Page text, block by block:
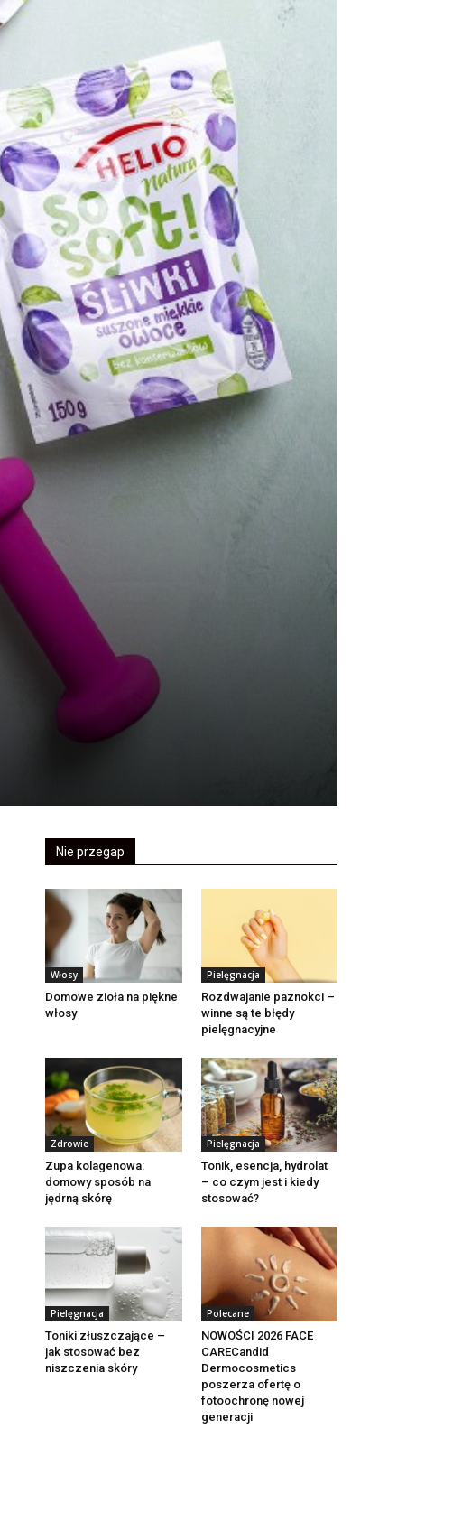
Nie przegap
Włosy
Domowe zioła na piękne
włosy
Pielęgnacja
Rozdwajanie paznokci –
winne są te błędy
pielęgnacyjne
Zdrowie
Zupa kolagenowa:
domowy sposób na
jędrną skórę
Pielęgnacja
Tonik, esencja, hydrolat
– co czym jest i kiedy
stosować?
Pielęgnacja
Toniki złuszczające –
jak stosować bez
niszczenia skóry
Polecane
NOWOŚCI 2026 FACE
CARECandid
Dermocosmetics
poszerza ofertę o
fotoochronę nowej
generacji